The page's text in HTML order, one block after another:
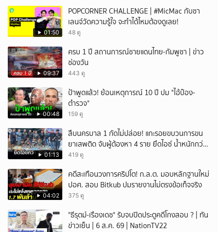
01:50
POPCORNER CHALLENGE | #MicMac กับชา
เลนจ์วัดความรู้ใจ จะทำได้ไหมต้องดูเลย!
48 ดู
09:37
ครบ 1 ปี สถานการณ์ชายแดนไทย-กัมพูชา | ข่าว
ช่องวัน
443 ดู
00:48
ป้าพูดแล้ว! ย้อนเหตุการณ์ 10 ปี ปม "ไอ้ป๋อง-
ตำรวจ"
159 ดู
01:13
สืบนครบาล 1 กัดไม่ปล่อย! แกะรอยขบวนการขน
ยาเสพติด จับผู้ต้องหา 4 ราย ยึดไอซ์ น้ำหนักกว่า
300 กก. ก่อนเข้ากลางกรุง
419 ดู
04:02
คดีสะเทือนวงการคริปโต! ก.ล.ต. มอบหลักฐานใหม่
ปอศ. สอบ Bitkub ปมรายงานไม่ตรงข้อเท็จจริง
375 ดู
"ธีรุตม์-เรืองเดช" รับจบปิดประตูคดีโกงสอบ ? | ทัน
ข่าวเย็น | 6 ส.ค. 69 | NationTV22